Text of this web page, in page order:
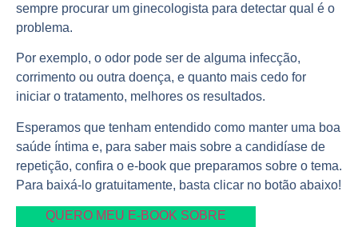
sempre procurar um ginecologista para detectar qual é o
problema.
Por exemplo, o odor pode ser de alguma infecção,
corrimento ou outra doença, e quanto mais cedo for
iniciar o tratamento, melhores os resultados.
Esperamos que tenham entendido como manter uma boa
saúde íntima e, para saber mais sobre a candidíase de
repetição, confira o e-book que preparamos sobre o tema.
Para baixá-lo gratuitamente, basta clicar no botão abaixo!
QUERO MEU E-BOOK SOBRE